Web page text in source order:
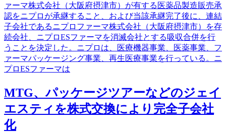
ァーマ株式会社（大阪府摂津市）が有する医薬品製造販売承
認をニプロが承継すること、および当該承継完了後に、連結
子会社であるニプロファーマ株式会社（大阪府摂津市）を存
続会社、ニプロESファーマを消滅会社とする吸収合併を行
うことを決定した。ニプロは、医療機器事業、医薬事業、フ
ァーマパッケージング事業、再生医療事業を行っている。ニ
プロESファーマは
MTG、パッケージツアーなどのジェイ
エスティを株式交換により完全子会社
化